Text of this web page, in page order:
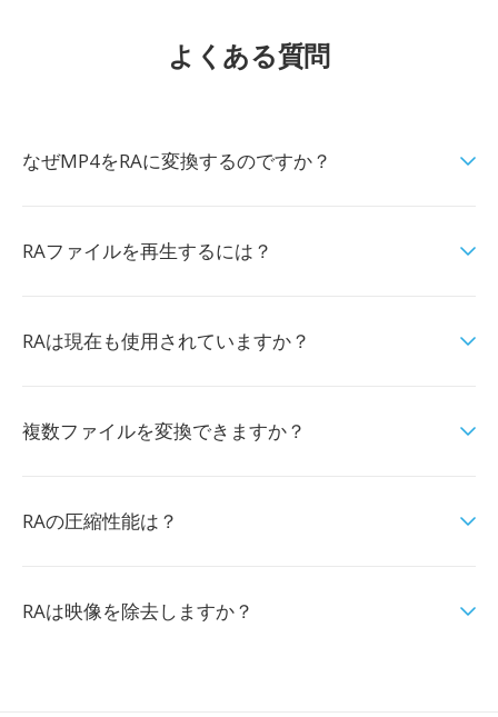
よくある質問
なぜMP4をRAに変換するのですか？
RAファイルを再生するには？
RAは現在も使用されていますか？
複数ファイルを変換できますか？
RAの圧縮性能は？
RAは映像を除去しますか？